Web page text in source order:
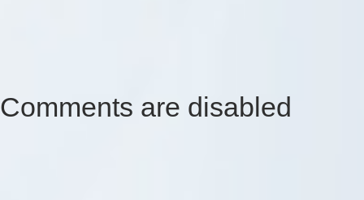
Comments are disabled